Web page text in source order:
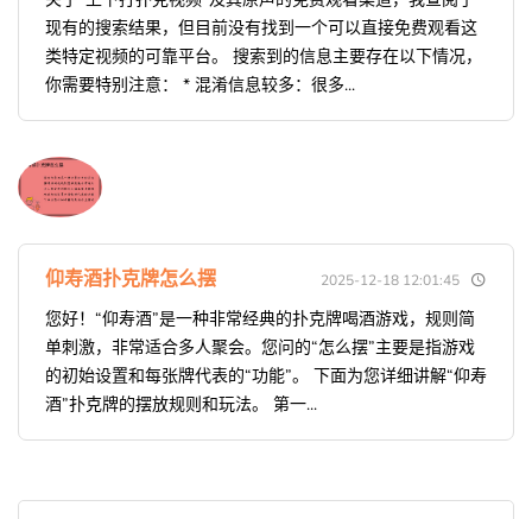
现有的搜索结果，但目前没有找到一个可以直接免费观看这
类特定视频的可靠平台。 搜索到的信息主要存在以下情况，
你需要特别注意： * 混淆信息较多：很多...
仰寿酒扑克牌怎么摆 2025-12-18 12:01:45
您好！“仰寿酒”是一种非常经典的扑克牌喝酒游戏，规则简
单刺激，非常适合多人聚会。您问的“怎么摆”主要是指游戏
的初始设置和每张牌代表的“功能”。 下面为您详细讲解“仰寿
酒”扑克牌的摆放规则和玩法。 第一...